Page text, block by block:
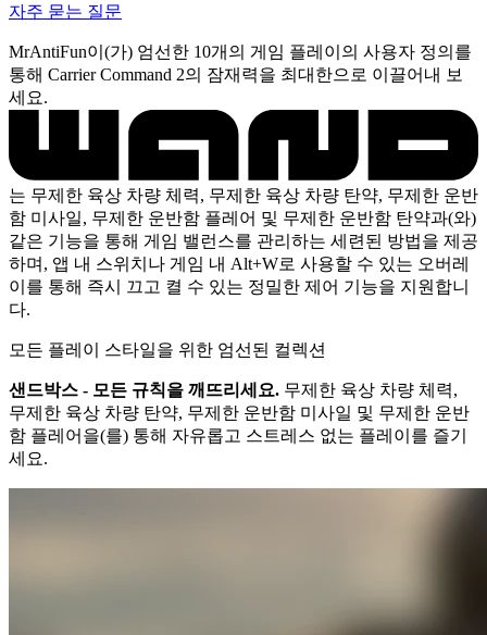
자주 묻는 질문
MrAntiFun이(가) 엄선한 10개의 게임 플레이의 사용자 정의를
통해 Carrier Command 2의 잠재력을 최대한으로 이끌어내 보
세요.
는 무제한 육상 차량 체력, 무제한 육상 차량 탄약, 무제한 운반
함 미사일, 무제한 운반함 플레어 및 무제한 운반함 탄약과(와)
같은 기능을 통해 게임 밸런스를 관리하는 세련된 방법을 제공
하며, 앱 내 스위치나 게임 내 Alt+W로 사용할 수 있는 오버레
이를 통해 즉시 끄고 켤 수 있는 정밀한 제어 기능을 지원합니
다.
모든 플레이 스타일을 위한 엄선된 컬렉션
샌드박스 - 모든 규칙을 깨뜨리세요. 무제한 육상 차량 체력,
무제한 육상 차량 탄약, 무제한 운반함 미사일 및 무제한 운반
함 플레어을(를) 통해 자유롭고 스트레스 없는 플레이를 즐기
세요.